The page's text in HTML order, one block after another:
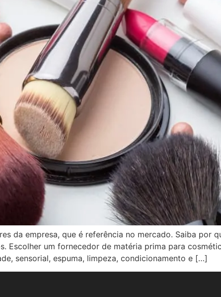
da empresa, que é referência no mercado. Saiba por
Escolher um fornecedor de matéria prima para
sensorial, espuma, limpeza, condicionamento e […]